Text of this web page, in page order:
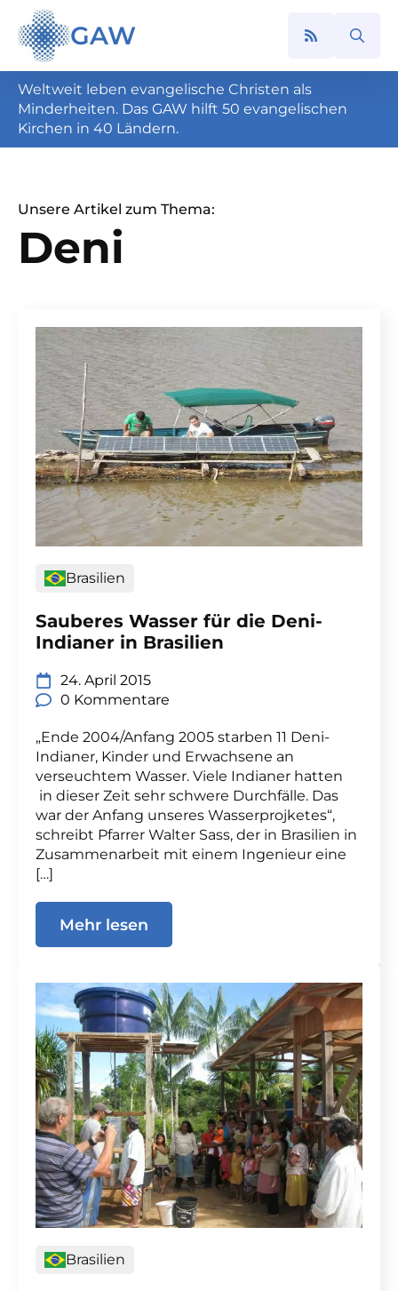
GAW
Search
Weltweit leben evangelische Christen als
Minderheiten. Das GAW hilft 50 evangelischen
Kirchen in 40 Ländern.
Unsere Artikel zum Thema:
Deni
Brasilien
Sauberes Wasser für die Deni-
Indianer in Brasilien
24. April 2015
0 Kommentare
„Ende 2004/Anfang 2005 starben 11 Deni-
Indianer, Kinder und Erwachsene an
verseuchtem Wasser. Viele Indianer hatten
in dieser Zeit sehr schwere Durchfälle. Das
war der Anfang unseres Wasserprojketes“,
schreibt Pfarrer Walter Sass, der in Brasilien in
Zusammenarbeit mit einem Ingenieur eine
[…]
Mehr lesen
Brasilien